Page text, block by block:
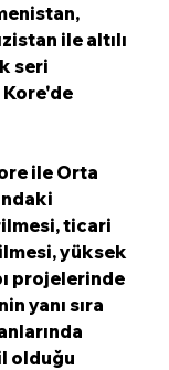
ile altılı
seri
Kore'de
ile Orta
ticari
yüksek
projelerinde
yanı sıra
olduğu